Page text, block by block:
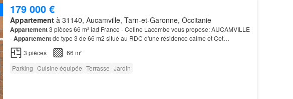
179 000 €
Appartementà 31140, Aucamville, Tarn-et-Garonne, Occitanie
Appartement3 pièces 66 m² iad France - Celine Lacombe vous propose: AUCAMVILLE
-Appartementde type 3 de 66 m2 situé au RDC d'une résidence calme et Cet
appartement est vendu avec 2 places de
3 pièces
66 m²
Parking Cuisine équipée Terrasse Jardin